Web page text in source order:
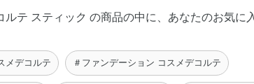
テ スティック の商品の中に、あなたのお気に
メデコルテ ＃ファンデーション コスメデコルテ